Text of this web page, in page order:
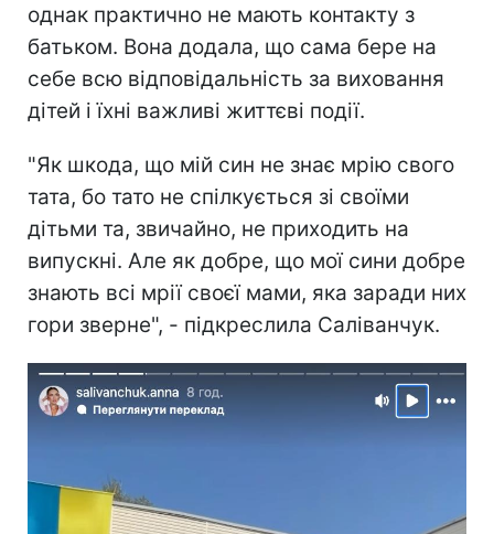
однак практично не мають контакту з
батьком. Вона додала, що сама бере на
себе всю відповідальність за виховання
дітей і їхні важливі життєві події.
"Як шкода, що мій син не знає мрію свого
тата, бо тато не спілкується зі своїми
дітьми та, звичайно, не приходить на
випускні. Але як добре, що мої сини добре
знають всі мрії своєї мами, яка заради них
гори зверне", - підкреслила Саліванчук.